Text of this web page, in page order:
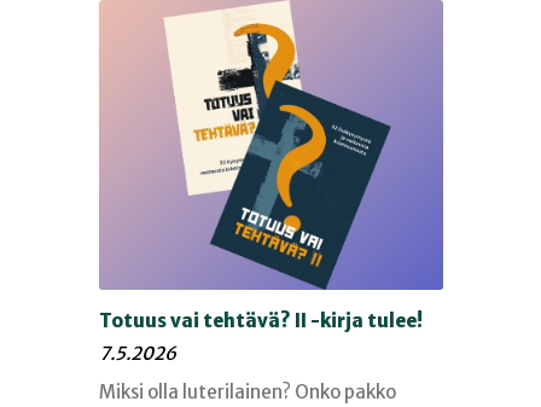
Totuus vai tehtävä? II -kirja tulee!
7.5.2026
Miksi olla luterilainen? Onko pakko